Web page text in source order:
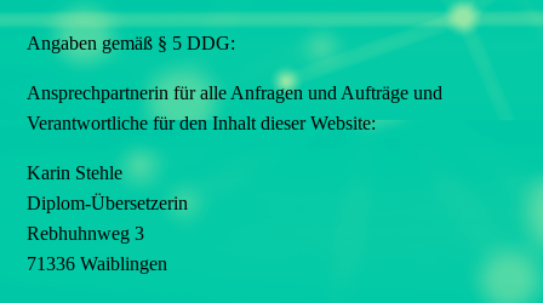
Angaben gemäß § 5 DDG:
Ansprechpartnerin für alle Anfragen und Aufträge und
Verantwortliche für den Inhalt dieser Website:
Karin Stehle
Diplom-Übersetzerin
Rebhuhnweg 3
71336 Waiblingen